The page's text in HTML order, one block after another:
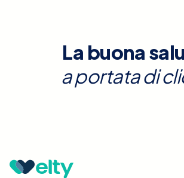
La buona
a portata di